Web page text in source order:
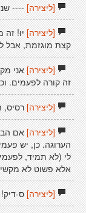
[ליצירה]----
[ליצירה]יוּ! זה
קצת מוגזמת, אבל
[ליצירה]אני
זה קורה לפעמים.
[ליצירה]רסיס,
[ליצירה]אם
הערוגה. כן, יש
לי (לא תמיד,
אלא פשוט לא
[ליצירה]ס-דיק!